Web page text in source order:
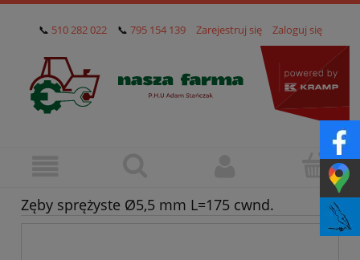
📞 510 282 022 📞 795 154 139 Zarejestruj się Zaloguj się
Zęby sprężyste Ø5,5 mm L=175 cwnd.